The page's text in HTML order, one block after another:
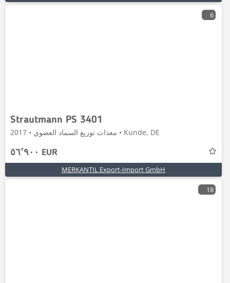
6
Strautmann PS 3401
معدات توزيع السماد العضوي • 2017 • Kunde, DE
٥٦٬٩٠٠ EUR
MERKANTIL Export-Import GmbH
18